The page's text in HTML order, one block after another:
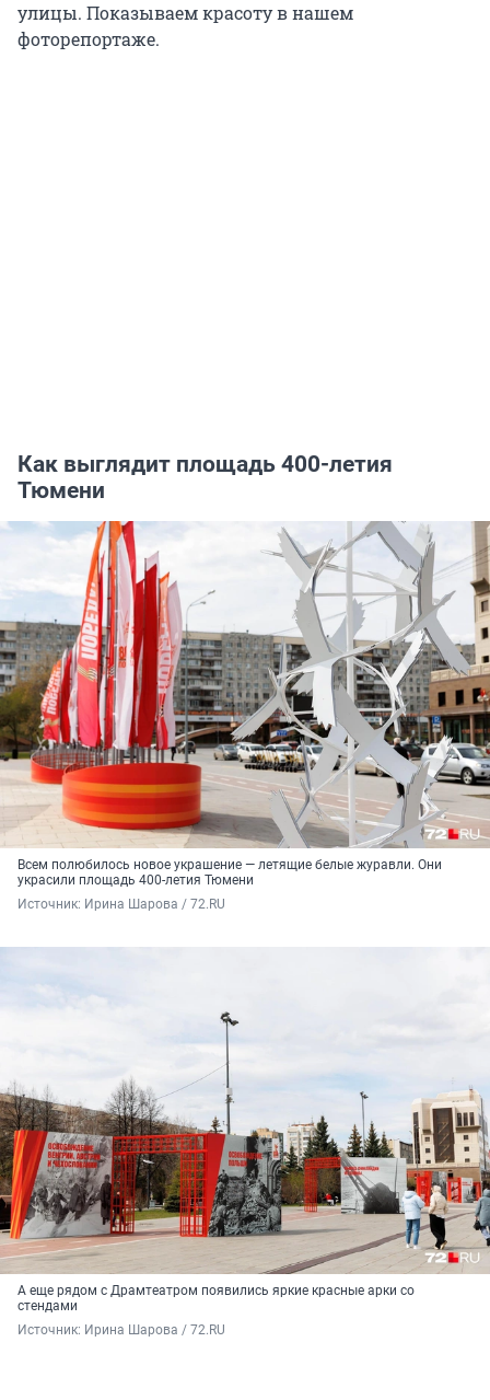
улицы. Показываем красоту в нашем
фоторепортаже.
Как выглядит площадь 400-летия
Тюмени
Всем полюбилось новое украшение — летящие белые журавли. Они
украсили площадь 400-летия Тюмени
Источник: Ирина Шарова / 72.RU
А еще рядом с Драмтеатром появились яркие красные арки со
стендами
Источник: Ирина Шарова / 72.RU